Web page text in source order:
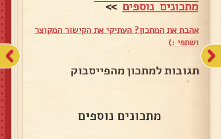
מתכונים נוספים>>
אהבת את המתכון? העתיקי את הקישור המקוצר
ושתפי :)
תגובות למתכון מהפייסבוק
מתכונים נוספים